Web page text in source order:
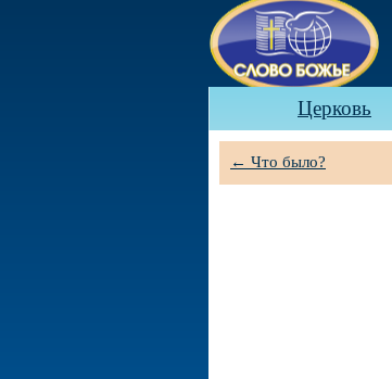
Церковь
← Что было?